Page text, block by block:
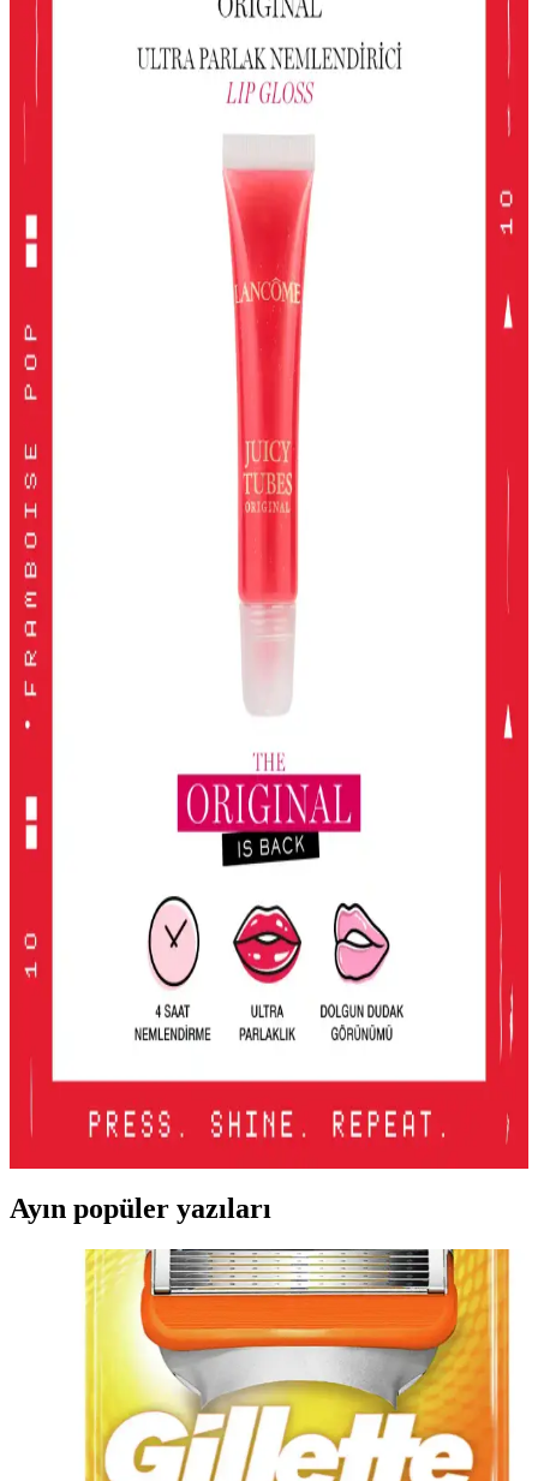
Gri ve Akınca Renklerinin Kozmetik ve Makyajda
Kullanımı ve Uygulama İpuçları
Gri ve akınca renkleri, makyajda şıklık ve doğal görünüm sağlar.
Uygulama teknikleri ve renk uyumu ile farklı tarzlar
yakalayabilirsiniz.
Alerji Dostu ve Doğal Makyaj Ürünleri: Güvenle
Kullanabileceğiniz En İyi Seçenekler
Alerji dostu ve doğal makyaj ürünleri, hassas ciltler için güvenli,
çevre dostu ve dermatolojik testlerden geçmiş seçenekler sunar.
Doğru ürün seçimiyle güzelliğinizi koruyabilirsiniz.
Kiko Milano Unlımıted Double Touch Likit Ruj:
Uzun Süre Kalıcı ve Şık Dudaklar
Kiko Milano'nun Unlımıted Double Touch serisi, yüksek
pigmentasyon ve uzun süre kalıcılık sunan iki aşamalı likit ruj
koleksiyonudur. Doğal ve şık görünüm için ideal seçenekler içerir.
2024 Yılında En İyi Far Paletleri: Renk ve Kalitenin
Buluşması
2024'te öne çıkan yüksek pigmentasyon ve geniş renk
seçenekleriyle en iyi far paletleri, kalıcılık ve çok yönlülük sunarak
makyajda fark yaratmanızı sağlar.
KIKO Unlimited Blush: Doğal Görünüm İçin Kalıcı
ve Hafif Allık Seçeneği
KIKO'nun Unlimited Blush allığı, kalıcı, hafif ve doğal görünüm
sağlayan pembe tonlarıyla günlük makyajda ideal, pratik ve uygun
fiyatlı bir seçenek.
2016'dan Günümüze Asya Makyaj Trendlerinin
Değişimi ve Güncel Stil Yaklaşımları
2016'dan günümüze Asya makyaj trendleri, parlak renklerden doğal
tonlara ve belirgin uygulamalara evrildi. Dudak, göz ve cilt
makyajındaki değişimler detaylı şekilde incelenmektedir.
Lancome Juicy Tubes Nemlendirici Lip Gloss
İncelemesi ve Kullanıcı Deneyimleri
Lancome Juicy Tubes, 20 yılı aşkın süredir popüler olan, parlaklık
katan nemlendirici lip gloss ürünüdür. Kullanımı kolay ve taşınabilir
tasarımıyla öne çıkar.
Ayın popüler yazıları